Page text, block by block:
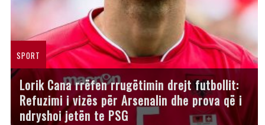
SPORT
Lorik Cana rrëfen rrugëtimin drejt futbollit:
Refuzimi i vizës për Arsenalin dhe prova që i
ndryshoi jetën te PSG